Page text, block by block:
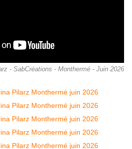
- SabCréations - Monthermé - Juin 2026